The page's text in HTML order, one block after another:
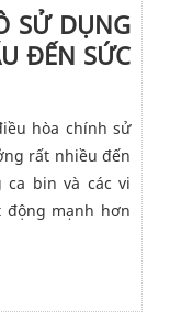
SỬ DỤNG
ĐẾN SỨC
hòa chính sử
rất nhiều đến
bin và các vi
động mạnh hơn